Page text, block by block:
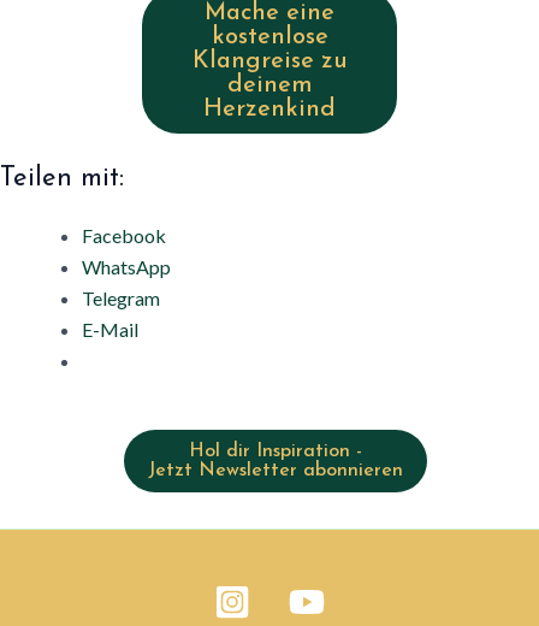
Mache eine
kostenlose
Klangreise zu
deinem
Herzenkind
Teilen mit:
Facebook
WhatsApp
Telegram
E-Mail
Hol dir Inspiration -
Jetzt Newsletter abonnieren